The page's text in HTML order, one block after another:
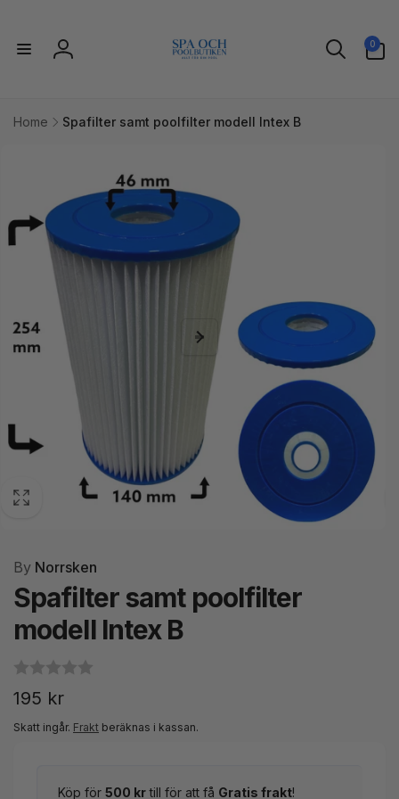
innehåll
Logga
0
artiklar
Home
Spafilter samt poolfilter modell Intex B
By Norrsken
Spafilter samt poolfilter
modell Intex B
Ordinarie
pris
195 kr
Skatt ingår. Frakt beräknas i kassan.
Köp för 500 krtill för att få Gratis frakt!